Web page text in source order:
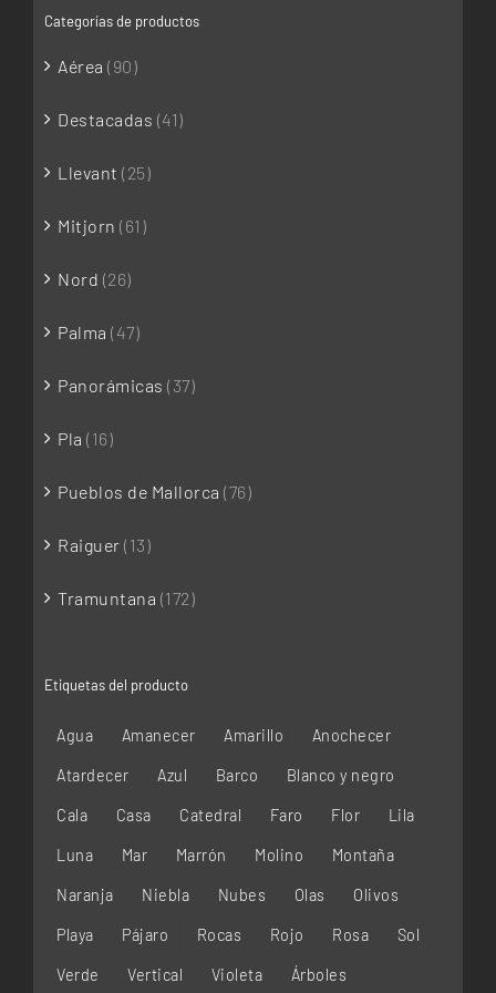
Categorías de productos
Aérea (90)
Destacadas (41)
Llevant (25)
Mitjorn (61)
Nord (26)
Palma (47)
Panorámicas (37)
Pla (16)
Pueblos de Mallorca (76)
Raiguer (13)
Tramuntana (172)
Etiquetas del producto
Agua Amanecer Amarillo Anochecer
Atardecer Azul Barco Blanco y negro
Cala Casa Catedral Faro Flor Lila
Luna Mar Marrón Molino Montaña
Naranja Niebla Nubes Olas Olivos
Playa Pájaro Rocas Rojo Rosa Sol
Verde Vertical Violeta Árboles